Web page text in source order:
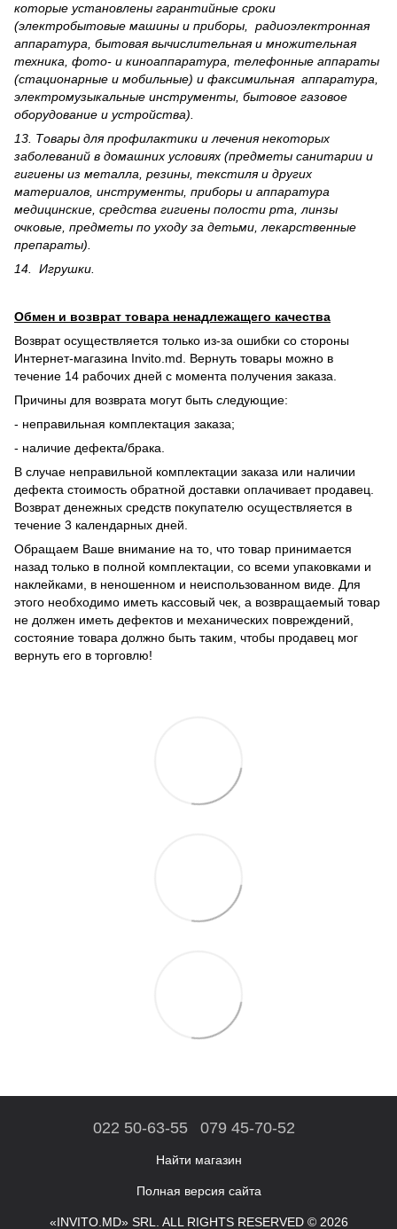
которые установлены гарантийные сроки
(электробытовые машины и приборы, радиоэлектронная
аппаратура, бытовая вычислительная и множительная
техника, фото- и киноаппаратура, телефонные аппараты
(стационарные и мобильные) и факсимильная аппаратура,
электрому­зыкальные инструменты, бытовое газовое
оборудование и устройства).
13. Товары для профилактики и лечения некоторых
заболеваний в домашних условиях (предметы санитарии и
гигиены из металла, резины, текстиля и других
материалов, инструменты, приборы и аппаратура
медицинские, средства гигиены полости рта, линзы
очковые, предметы по уходу за детьми, лекарственные
препараты).
14. Игрушки.
Обмен и возврат товара ненадлежащего качества
Возврат осуществляется только из-за ошибки со стороны
Интернет-магазина Invito.md. Вернуть товары можно в
течение 14 рабочих дней с момента получения заказа.
Причины для возврата могут быть следующие:
- неправильная комплектация заказа;
- наличие дефекта/брака.
В случае неправильной комплектации заказа или наличии
дефекта стоимость обратной доставки оплачивает продавец.
Возврат денежных средств покупателю осуществляется в
течение 3 календарных дней.
Обращаем Ваше внимание на то, что товар принимается
назад только в полной комплектации, со всеми упаковками и
наклейками, в неношенном и неиспользованном виде. Для
этого необходимо иметь кассовый чек, а возвращаемый товар
не должен иметь дефектов и механических повреждений,
состояние товара должно быть таким, чтобы продавец мог
вернуть его в торговлю!
022 50-63-55 079 45-70-52
Найти магазин
Полная версия сайта
«INVITO.MD» SRL. ALL RIGHTS RESERVED © 2026